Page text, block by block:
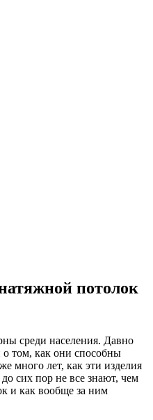
потолок
среди населения. Давно
о том, как они способны
много лет, как эти изделия
сих пор не все знают, чем
и как вообще за ним